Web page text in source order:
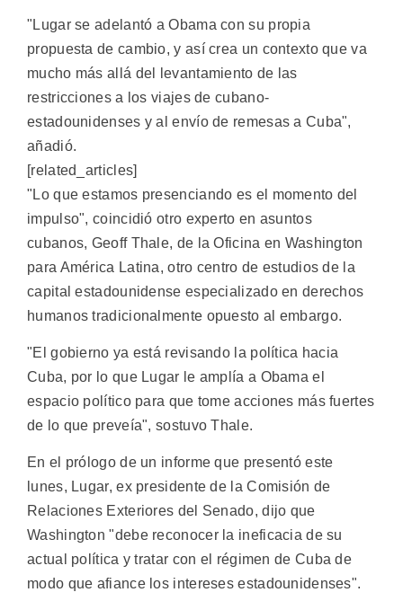
"Lugar se adelantó a Obama con su propia
propuesta de cambio, y así crea un contexto que va
mucho más allá del levantamiento de las
restricciones a los viajes de cubano-
estadounidenses y al envío de remesas a Cuba",
añadió.
[related_articles]
"Lo que estamos presenciando es el momento del
impulso", coincidió otro experto en asuntos
cubanos, Geoff Thale, de la Oficina en Washington
para América Latina, otro centro de estudios de la
capital estadounidense especializado en derechos
humanos tradicionalmente opuesto al embargo.
"El gobierno ya está revisando la política hacia
Cuba, por lo que Lugar le amplía a Obama el
espacio político para que tome acciones más fuertes
de lo que preveía", sostuvo Thale.
En el prólogo de un informe que presentó este
lunes, Lugar, ex presidente de la Comisión de
Relaciones Exteriores del Senado, dijo que
Washington "debe reconocer la ineficacia de su
actual política y tratar con el régimen de Cuba de
modo que afiance los intereses estadounidenses".